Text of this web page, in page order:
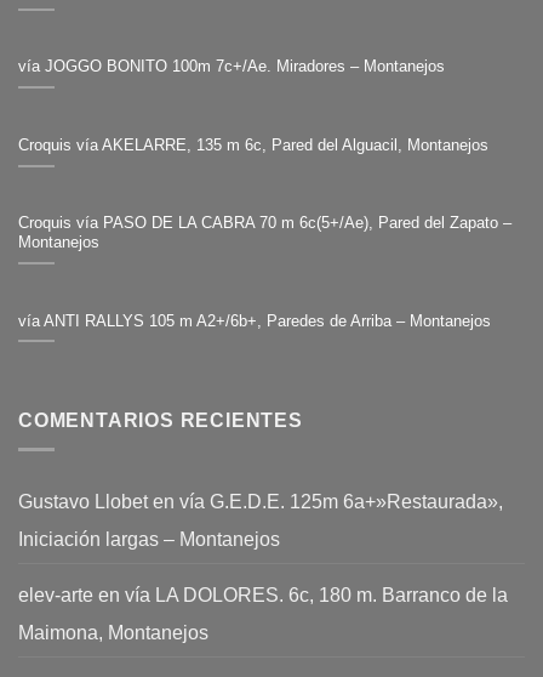
vía JOGGO BONITO 100m 7c+/Ae. Miradores – Montanejos
Croquis vía AKELARRE, 135 m 6c, Pared del Alguacil, Montanejos
Croquis vía PASO DE LA CABRA 70 m 6c(5+/Ae), Pared del Zapato –
Montanejos
vía ANTI RALLYS 105 m A2+/6b+, Paredes de Arriba – Montanejos
COMENTARIOS RECIENTES
Gustavo Llobet en vía G.E.D.E. 125m 6a+»Restaurada»,
Iniciación largas – Montanejos
elev-arte en vía LA DOLORES. 6c, 180 m. Barranco de la
Maimona, Montanejos